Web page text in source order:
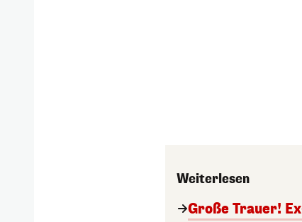
Weiterlesen
Große Trauer!